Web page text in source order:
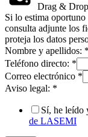
Drag &
Si lo estima oportuno
consulta adjunte los
proteja los datos
Nombre y apellidos: *
Teléfono directo: *
Correo electrónico *
Aviso legal: *
Sí, he leído
de LASEMI